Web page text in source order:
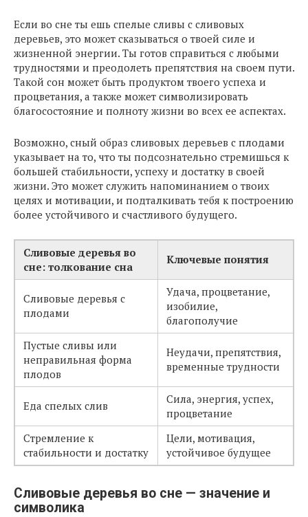
Если во сне ты ешь спелые сливы с сливовых
деревьев, это может сказываться о твоей силе и
жизненной энергии. Ты готов справиться с любыми
трудностями и преодолеть препятствия на своем пути.
Такой сон может быть продуктом твоего успеха и
процветания, а также может символизировать
благосостояние и полноту жизни во всех ее аспектах.
Возможно, сный образ сливовых деревьев с плодами
указывает на то, что ты подсознательно стремишься к
большей стабильности, успеху и достатку в своей
жизни. Это может служить напоминанием о твоих
целях и мотивации, и подталкивать тебя к построению
более устойчивого и счастливого будущего.
Сливовые деревья во
сне: толкование сна
Ключевые понятия
Сливовые деревья с
плодами
Удача, процветание,
изобилие,
благополучие
Пустые сливы или
неправильная форма
плодов
Неудачи, препятствия,
временные трудности
Еда спелых слив
Сила, энергия, успех,
процветание
Стремление к
стабильности и достатку
Цели, мотивация,
устойчивое будущее
Сливовые деревья во сне — значение и
символика